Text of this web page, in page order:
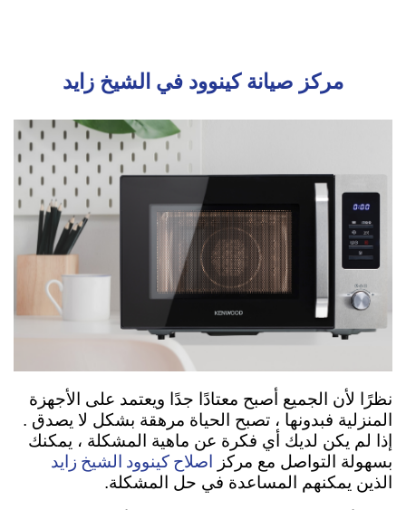
مركز صيانة كينوود في الشيخ زايد
نظرًا لأن الجميع أصبح معتادًا جدًا ويعتمد على الأجهزة
المنزلية فبدونها ، تصبح الحياة مرهقة بشكل لا يصدق .
إذا لم يكن لديك أي فكرة عن ماهية المشكلة ، يمكنك
بسهولة التواصل مع مركز اصلاح كينوود الشيخ زايد
الذين يمكنهم المساعدة في حل المشكلة.